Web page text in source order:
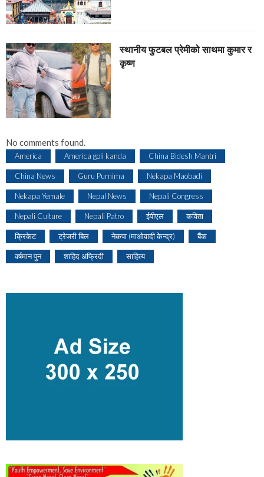
स्थानीय फुटबल प्रेमीको साथमा कुमार र
कृष्ण
No comments found.
America America goli kanda China Bidesh Mantri
China News Guru Purnima Nekapa Maobadi
Nekapa Yemale Nepal News Nepali Congress
Nepali Culture Nepali Patro ईपीएल कविता
क्रिकेट ट्रेजरी बिल नेकपा (माओवादी केन्द्र) बैंक
वर्षमान पुन शाहिद अफ्रिदी साहित्य